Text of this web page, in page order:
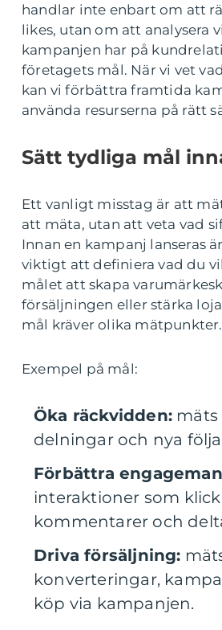
handlar inte enbart om att
likes, utan om att analysera
kampanjen har på
företagets mål. När vi vet
kan vi förbättra framtida
använda resurserna på rätt
Sätt tydliga mål
Ett vanligt misstag är att
att mäta, utan att veta vad
Innan en kampanj lanseras
viktigt att definiera vad du
målet att skapa
försäljningen eller stärka
mål kräver olika mätpunkter.
Exempel på mål:
Öka räckvidden: mäts
delningar och nya
Förbättra
interaktioner som
kommentarer och
Driva försäljning:
konverteringar,
köp via kampanjen.